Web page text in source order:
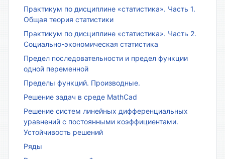
Практикум по дисциплине «статистика». Часть 1.
Общая теория статистики
Практикум по дисциплине «статистика». Часть 2.
Социально-экономическая статистика
Предел последовательности и предел функции
одной переменной
Пределы функций. Производные.
Решение задач в среде MathCad
Решение систем линейных дифференциальных
уравнений с постоянными коэффициентами.
Устойчивость решений
Ряды